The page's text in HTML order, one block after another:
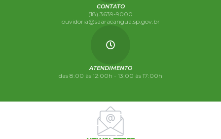
CONTATO
(18) 3639-9000
ouvidoria@saaracangua.sp.gov.br
ATENDIMENTO
das 8:00 às 12:00h - 13:00 às 17:00h